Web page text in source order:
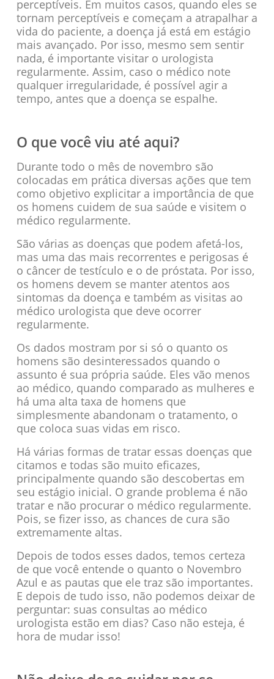
perceptíveis. Em muitos casos, quando eles se
tornam perceptíveis e começam a atrapalhar a
vida do paciente, a doença já está em estágio
mais avançado. Por isso, mesmo sem sentir
nada, é importante visitar o urologista
regularmente. Assim, caso o médico note
qualquer irregularidade, é possível agir a
tempo, antes que a doença se espalhe.
O que você viu até aqui?
Durante todo o mês de novembro são
colocadas em prática diversas ações que tem
como objetivo explicitar a importância de que
os homens cuidem de sua saúde e visitem o
médico regularmente.
São várias as doenças que podem afetá-los,
mas uma das mais recorrentes e perigosas é
o câncer de testículo e o de próstata. Por isso,
os homens devem se manter atentos aos
sintomas da doença e também as visitas ao
médico urologista que deve ocorrer
regularmente.
Os dados mostram por si só o quanto os
homens são desinteressados quando o
assunto é sua própria saúde. Eles vão menos
ao médico, quando comparado as mulheres e
há uma alta taxa de homens que
simplesmente abandonam o tratamento, o
que coloca suas vidas em risco.
Há várias formas de tratar essas doenças que
citamos e todas são muito eficazes,
principalmente quando são descobertas em
seu estágio inicial. O grande problema é não
tratar e não procurar o médico regularmente.
Pois, se fizer isso, as chances de cura são
extremamente altas.
Depois de todos esses dados, temos certeza
de que você entende o quanto o Novembro
Azul e as pautas que ele traz são importantes.
E depois de tudo isso, não podemos deixar de
perguntar: suas consultas ao médico
urologista estão em dias? Caso não esteja, é
hora de mudar isso!